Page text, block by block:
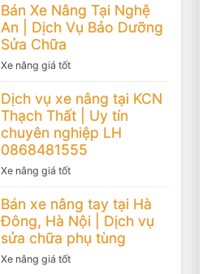
Bán Xe Nâng Tại Nghệ
An | Dịch Vụ Bảo Dưỡng
Sửa Chữa
Xe nâng giá tốt
Dịch vụ xe nâng tại KCN
Thạch Thất | Uy tín
chuyên nghiệp LH
0868481555
Xe nâng giá tốt
Bán xe nâng tay tại Hà
Đông, Hà Nội | Dịch vụ
sửa chữa phụ tùng
Xe nâng giá tốt